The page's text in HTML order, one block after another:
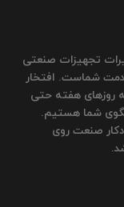
تجهیزات صنعتی
شماست. افتخار
روزهای هفته حتی
صبح تا 10 شب پاسخگوی شما هستیم.
صنعت روی